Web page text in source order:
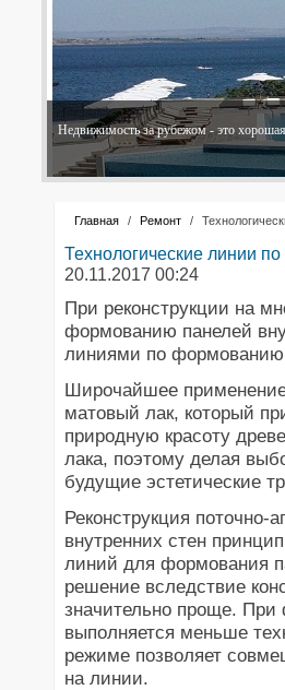
Недвижимость за рубежом - это
Главная / Ремонт /
Технологические линии
20.11.2017 00:24
При реконструкции на
формованию панелей
линиями по формованию
Широчайшее
матовый лак, который
природную красоту
лака, поэтому делая
будущие эстетические
Реконструкция
внутренних стен
линий для формования
решение вследствие
значительно проще. При
выполняется меньше
режиме позволяет
на линии.